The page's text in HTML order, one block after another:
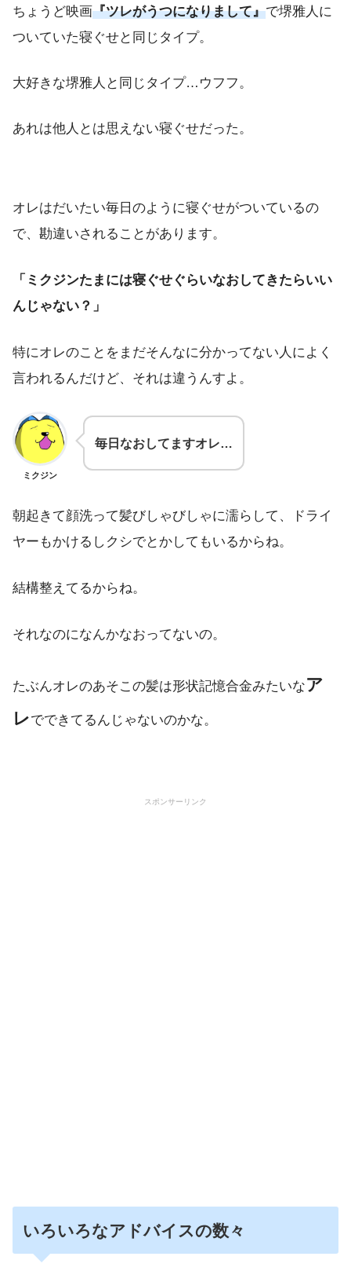
ちょうど映画『ツレがうつになりまして』で堺雅人に
ついていた寝ぐせと同じタイプ。
大好きな堺雅人と同じタイプ…ウフフ。
あれは他人とは思えない寝ぐせだった。
オレはだいたい毎日のように寝ぐせがついているの
で、勘違いされることがあります。
「ミクジンたまには寝ぐせぐらいなおしてきたらいい
んじゃない？」
特にオレのことをまだそんなに分かってない人によく
言われるんだけど、それは違うんすよ。
ミクジン
毎日なおしてますオレ…
朝起きて顔洗って髪びしゃびしゃに濡らして、ドライ
ヤーもかけるしクシでとかしてもいるからね。
結構整えてるからね。
それなのになんかなおってないの。
たぶんオレのあそこの髪は形状記憶合金みたいなア
レでできてるんじゃないのかな。
スポンサーリンク
いろいろなアドバイスの数々